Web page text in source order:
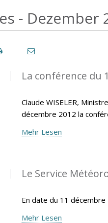
- Dezember
La conférence du
Claude WISELER,
décembre 2012 la
Mehr Lesen
Le Service
En date du 11
Mehr Lesen